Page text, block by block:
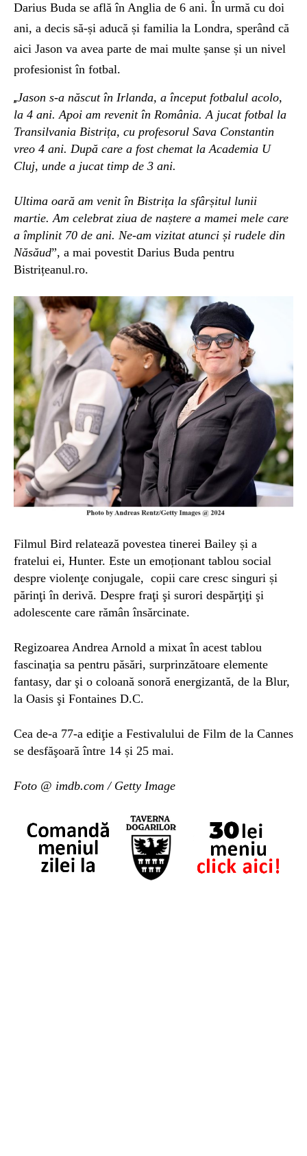
Darius Buda se află în Anglia de 6 ani. În urmă cu doi
ani, a decis să-și aducă și familia la Londra, sperând că
aici Jason va avea parte de mai multe șanse și un nivel
profesionist în fotbal.
„Jason s-a născut în Irlanda, a început fotbalul acolo,
la 4 ani. Apoi am revenit în România. A jucat fotbal la
Transilvania Bistrița, cu profesorul Sava Constantin
vreo 4 ani. După care a fost chemat la Academia U
Cluj, unde a jucat timp de 3 ani.
Ultima oară am venit în Bistrița la sfârșitul lunii
martie. Am celebrat ziua de naștere a mamei mele care
a împlinit 70 de ani. Ne-am vizitat atunci și rudele din
Năsăud”, a mai povestit Darius Buda pentru
Bistrițeanul.ro.
Filmul Bird relatează povestea tinerei Bailey și a
fratelui ei, Hunter. Este un emoționant tablou social
despre violenţe conjugale, copii care cresc singuri și
părinţi în derivă. Despre fraţi şi surori despărţiţi şi
adolescente care rămân însărcinate.
Regizoarea Andrea Arnold a mixat în acest tablou
fascinaţia sa pentru păsări, surprinzătoare elemente
fantasy, dar şi o coloană sonoră energizantă, de la Blur,
la Oasis şi Fontaines D.C.
Cea de-a 77-a ediţie a Festivalului de Film de la Cannes
se desfăşoară între 14 și 25 mai.
Foto @ imdb.com / Getty Image